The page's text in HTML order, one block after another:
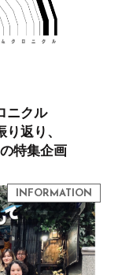
ニクル
返り、
特集企画